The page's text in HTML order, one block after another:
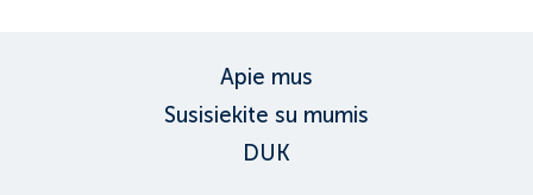
Apie mus
Susisiekite su mumis
DUK